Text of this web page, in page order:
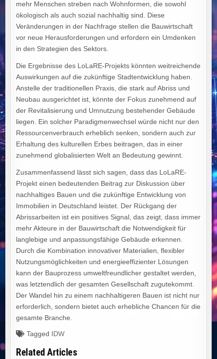
mehr Menschen streben nach Wohnformen, die sowohl
ökologisch als auch sozial nachhaltig sind. Diese
Veränderungen in der Nachfrage stellen die Bauwirtschaft
vor neue Herausforderungen und erfordern ein Umdenken
in den Strategien des Sektors.
Die Ergebnisse des LoLaRE-Projekts könnten weitreichende
Auswirkungen auf die zukünftige Stadtentwicklung haben.
Anstelle der traditionellen Praxis, die stark auf Abriss und
Neubau ausgerichtet ist, könnte der Fokus zunehmend auf
der Revitalisierung und Umnutzung bestehender Gebäude
liegen. Ein solcher Paradigmenwechsel würde nicht nur den
Ressourcenverbrauch erheblich senken, sondern auch zur
Erhaltung des kulturellen Erbes beitragen, das in einer
zunehmend globalisierten Welt an Bedeutung gewinnt.
Zusammenfassend lässt sich sagen, dass das LoLaRE-
Projekt einen bedeutenden Beitrag zur Diskussion über
nachhaltiges Bauen und die zukünftige Entwicklung von
Immobilien in Deutschland leistet. Der Rückgang der
Abrissarbeiten ist ein positives Signal, das zeigt, dass immer
mehr Akteure in der Bauwirtschaft die Notwendigkeit für
langlebige und anpassungsfähige Gebäude erkennen.
Durch die Kombination innovativer Materialien, flexibler
Nutzungsmöglichkeiten und energieeffizienter Lösungen
kann der Bauprozess umweltfreundlicher gestaltet werden,
was letztendlich der gesamten Gesellschaft zugutekommt.
Der Wandel hin zu einem nachhaltigeren Bauen ist nicht nur
erforderlich, sondern bietet auch erhebliche Chancen für die
gesamte Branche.
Tagged IDW
Related Articles